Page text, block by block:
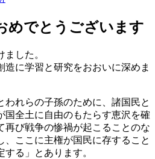
めでとうございます
した。
造に学習と研究をおおいに深めま
われらの子孫のために、諸国民と
国全土に自由のもたらす恵沢を確
再び戦争の惨禍が起こることのな
、ここに主権が国民に存すること
る」とあります。